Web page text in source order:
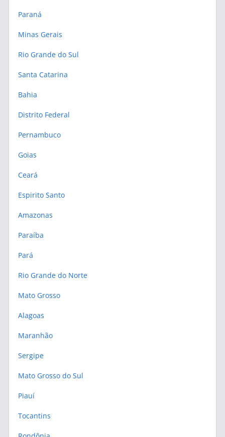
Paraná
Minas Gerais
Rio Grande do Sul
Santa Catarina
Bahia
Distrito Federal
Pernambuco
Goias
Ceará
Espirito Santo
Amazonas
Paraíba
Pará
Rio Grande do Norte
Mato Grosso
Alagoas
Maranhão
Sergipe
Mato Grosso do Sul
Piauí
Tocantins